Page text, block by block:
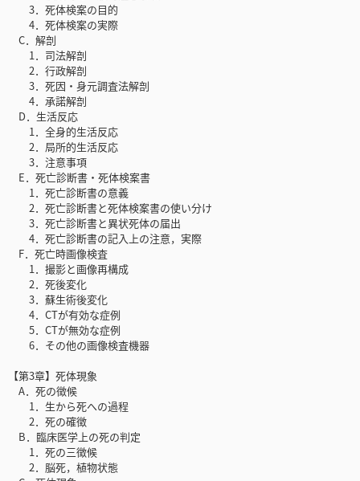
3．死体検案の目的
4．死体検案の実際
C．解剖
1．司法解剖
2．行政解剖
3．死因・身元調査法解剖
4．承諾解剖
D．生活反応
1．全身的生活反応
2．局所的生活反応
3．注意事項
E．死亡診断書・死体検案書
1．死亡診断書の意義
2．死亡診断書と死体検案書の使い分け
3．死亡診断書と異状死体の届出
4．死亡診断書の記入上の注意，実際
F．死亡時画像検査
1．撮影と画像再構成
2．死後変化
3．蘇生術後変化
4．CTが有効な症例
5．CTが無効な症例
6．その他の画像検査機器
【第3章】死体現象
A．死の徴候
1．生から死への過程
2．死の確徴
B．臨床医学上の死の判定
1．死の三徴候
2．脳死，植物状態